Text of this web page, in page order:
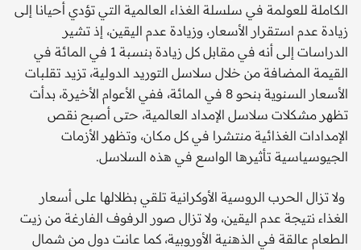
الكاملة للعولمة في سلسلة الغذاء العالمية التي تؤدي أحيانا إلى
زيادة عدم استقرار الأسعار، وزيادة عدم اليقين، إذ تشير
الدراسات إلى أنه في مقابل كل زيادة بنسبة 1 في المائة في
القيمة المضافة من خلال سلاسل التوريد الدولية، تزيد تقلبات
الأسعار السنوية بنحو 8 في المائة، ففي الأعوام الأخيرة، بدأت
تظهر مشكلات سلاسل الإمداد العالمية، حتى أصبح نقص
الإمدادات الغذائية منتشرا في كل مكان، وتظهر الأزمات
الجيوسياسية تأثيرها الواسع في هذه السلاسل.
ولا تزال الحرب الروسية الأوكرانية تلقي بظلالها على أسعار
الغذاء نتيجة عدم اليقين، ولا تزال صور الرفوف الفارغة من زيت
الطعام عالقة في الذهنية الأوروبية، كما عانت دول من شمال